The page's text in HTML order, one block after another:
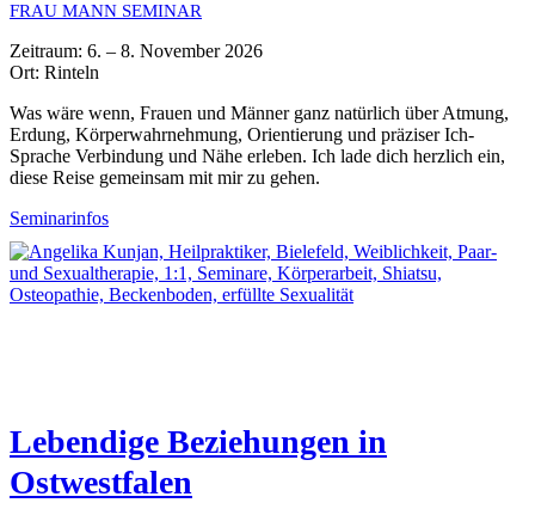
FRAU MANN SEMINAR
Zeitraum: 6. – 8. November 2026
Ort: Rinteln
Was wäre wenn, Frauen und Männer ganz natürlich über Atmung,
Erdung, Körperwahrnehmung, Orientierung und präziser Ich-
Sprache Verbindung und Nähe erleben. Ich lade dich herzlich ein,
diese Reise gemeinsam mit mir zu gehen.
Seminarinfos
Lebendige Beziehungen in
Ostwestfalen